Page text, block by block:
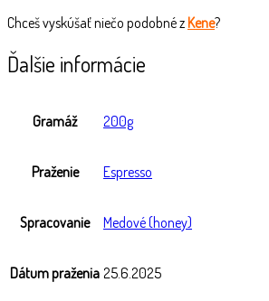
Chceš vyskúšať niečo podobné zKene?
Ďalšie informácie
Gramáž 200g
Praženie Espresso
Spracovanie Medové (honey)
Dátum praženia 25.6.2025